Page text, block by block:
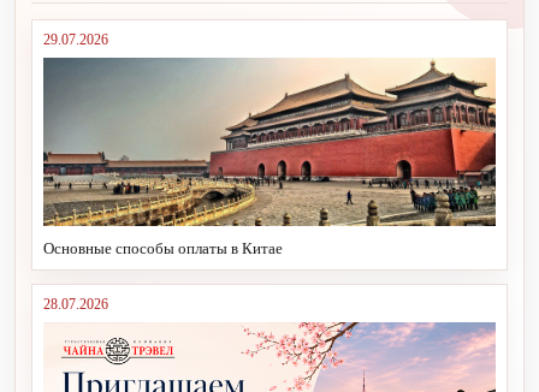
29.07.2026
Основные способы оплаты в Китае
28.07.2026